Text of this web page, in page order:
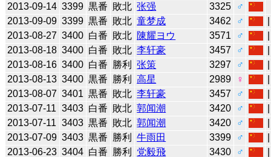
2013-09-14 3399 黒番 敗北 张强 3325
♂
2013-09-09 3399 黒番 敗北 童梦成 3462 ♂
2013-08-27 3400 白番 敗北 陳耀ヨウ 3571 ♂
2013-08-18 3400 白番 敗北 李轩豪 3457 ♂
2013-08-16 3400 白番 勝利 张策 3297 ♂
2013-08-13 3400 黒番 勝利 高星 2989 ♀
2013-08-07 3401 黒番 敗北 李轩豪 3457 ♂
2013-07-11 3403 白番 敗北 郭闻潮 3420 ♂
2013-07-11 3403 黒番 敗北 郭闻潮 3420 ♂
2013-07-09 3403 黒番 勝利 牛雨田 3399 ♂
2013-06-23 3404 白番 勝利 党毅飛 3430 ♂